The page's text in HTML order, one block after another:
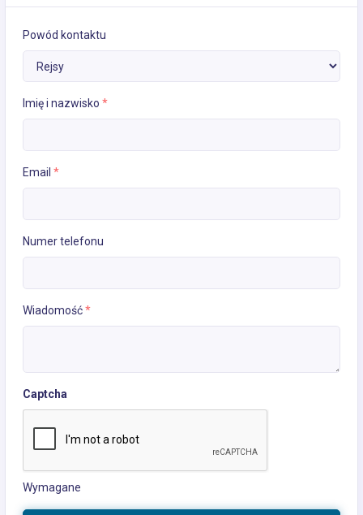
Powód kontaktu
Imię i nazwisko *
Email *
Numer telefonu
Wiadomość*
Captcha
Wymagane